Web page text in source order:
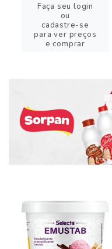
Faça seu login
ou
cadastre-se
para ver preços
e comprar